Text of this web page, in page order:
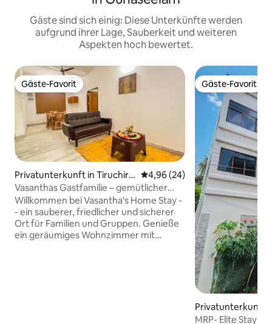
Gäste sind sich einig: Diese Unterkünfte werden
aufgrund ihrer Lage, Sauberkeit und weiteren
Aspekten hoch bewertet.
Gäste-Favorit
Gäste-Favorit
Privatunterkunft in Tiruchira
ppalli
Durchschnittliche Bewertung:
4,96 (24)
Vasanthas Gastfamilie – gemütlicher
Familienrückzugsort
Willkommen bei Vasantha's Home Stay -
- ein sauberer, friedlicher und sicherer
Ort für Familien und Gruppen. Genieße
ein geräumiges Wohnzimmer mit
Gäste-Favorit
Gäste-Favorit
Privatunterkunft
palli
MRP- Elite Stay